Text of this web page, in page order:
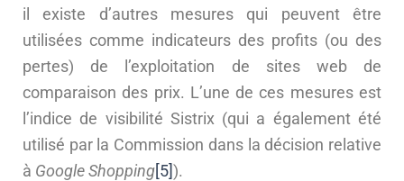
il existe d’autres mesures qui peuvent être
utilisées comme indicateurs des profits (ou des
pertes) de l’exploitation de sites web de
comparaison des prix. L’une de ces mesures est
l’indice de visibilité Sistrix (qui a également été
utilisé par la Commission dans la décision relative
à Google Shopping[5]).